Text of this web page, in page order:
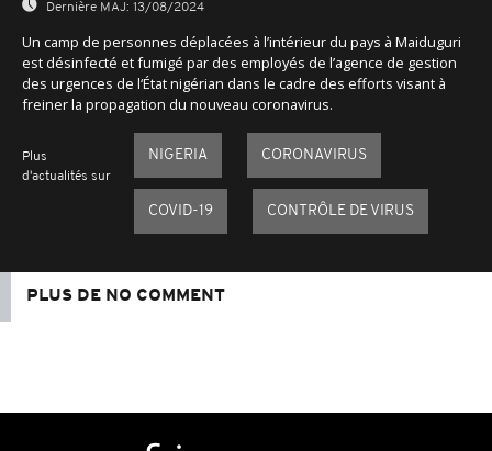
Dernière MAJ: 13/08/2024
Un camp de personnes déplacées à l’intérieur du pays à Maiduguri
est désinfecté et fumigé par des employés de l’agence de gestion
des urgences de l‘État nigérian dans le cadre des efforts visant à
freiner la propagation du nouveau coronavirus.
Plus
d'actualités sur
NIGERIA CORONAVIRUS
COVID-19 CONTRÔLE DE VIRUS
PLUS DE NO COMMENT